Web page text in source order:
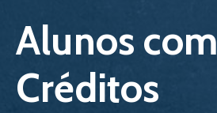
Cursos
Certificação
Alunos com
Créditos